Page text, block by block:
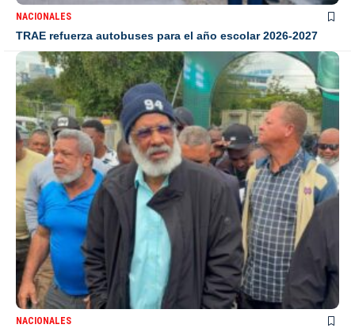
NACIONALES
TRAE refuerza autobuses para el año escolar 2026-2027
NACIONALES